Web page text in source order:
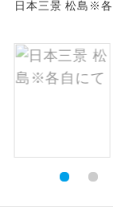
日本三景 松島※
絶景
温泉